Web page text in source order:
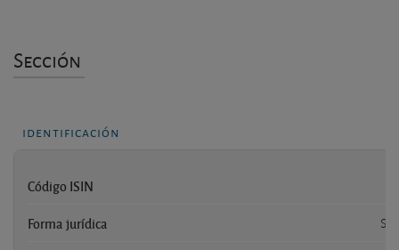
Sección
identificación
Código ISIN
Forma jurídica